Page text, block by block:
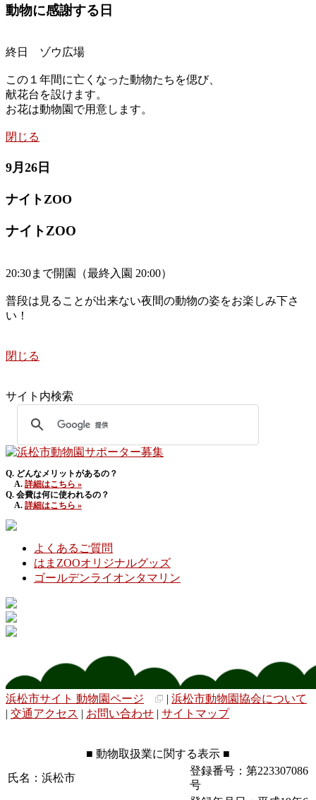
動物に感謝する日
終日 ゾウ広場
この１年間に亡くなった動物たちを偲び、
献花台を設けます。
お花は動物園で用意します。
閉じる
9月26日
ナイトZOO
ナイトZOO
20:30まで開園（最終入園 20:00）
普段は見ることが出来ない夜間の動物の姿をお楽しみ下さ
い！
閉じる
サイト内検索
Q. どんなメリットがあるの？
A. 詳細はこちら »
Q. 会費は何に使われるの？
A. 詳細はこちら »
よくあるご質問
はまZOOオリジナルグッズ
ゴールデンライオンタマリン
浜松市サイト 動物園ページ | 浜松市動物園協会について
| 交通アクセス | お問い合わせ | サイトマップ
■ 動物取扱業に関する表示 ■
氏名：浜松市
登録番号：第223307086
号